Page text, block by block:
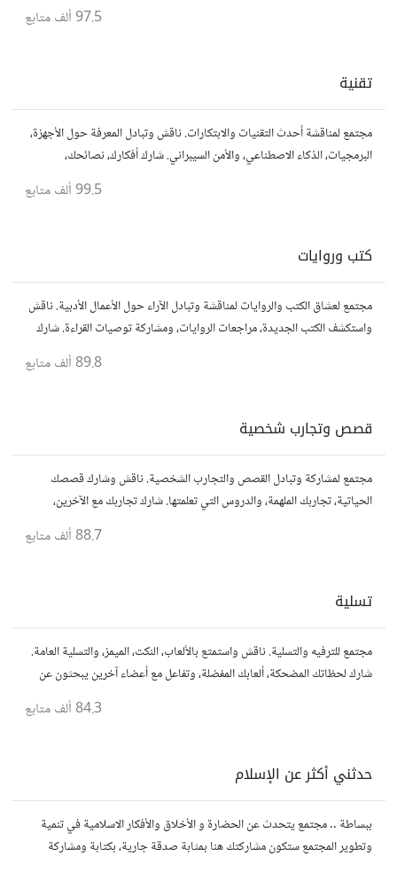
97.5 ألف متابع
تقنية
مجتمع لمناقشة أحدث التقنيات والابتكارات. ناقش وتبادل المعرفة حول الأجهزة،
البرمجيات، الذكاء الاصطناعي، والأمن السيبراني. شارك أفكارك، نصائحك،
99.5 ألف متابع
كتب وروايات
مجتمع لعشاق الكتب والروايات لمناقشة وتبادل الآراء حول الأعمال الأدبية. ناقش
واستكشف الكتب الجديدة، مراجعات الروايات، ومشاركة توصيات القراءة. شارك
89.8 ألف متابع
قصص وتجارب شخصية
مجتمع لمشاركة وتبادل القصص والتجارب الشخصية. ناقش وشارك قصصك
الحياتية، تجاربك الملهمة، والدروس التي تعلمتها. شارك تجاربك مع الآخرين،
88.7 ألف متابع
تسلية
مجتمع للترفيه والتسلية. ناقش واستمتع بالألعاب، النكت، الميمز، والتسلية العامة.
شارك لحظاتك المضحكة، ألعابك المفضلة، وتفاعل مع أعضاء آخرين يبحثون عن
84.3 ألف متابع
حدثني أكثر عن الإسلام
ببساطة .. مجتمع يتحدث عن الحضارة و الأخلاق والأفكار الاسلامية في تنمية
وتطوير المجتمع ستكون مشاركتك هنا بمثابة صدقة جارية، بكتابة ومشاركة